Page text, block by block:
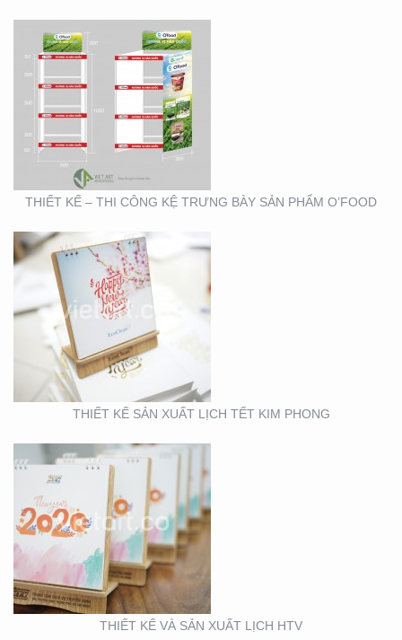
THIẾT KẾ – THI CÔNG KỆ TRƯNG BÀY SẢN PHẨM O’FOOD
THIẾT KẾ SẢN XUẤT
LỊCH TẾT KIM PHONG
THIẾT KẾ SẢN XUẤT LỊCH TẾT KIM PHONG
THIẾT KẾ VÀ SẢN XUẤT
LỊCH HTV
THIẾT KẾ VÀ SẢN XUẤT LỊCH HTV
THIẾT KẾ VÀ SẢN XUẤT
LỊCH FUBON